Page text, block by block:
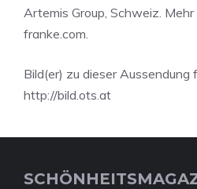
Artemis Group, Schweiz.
franke.com.
Bild(er) zu dieser Aussendung
http://bild.ots.at